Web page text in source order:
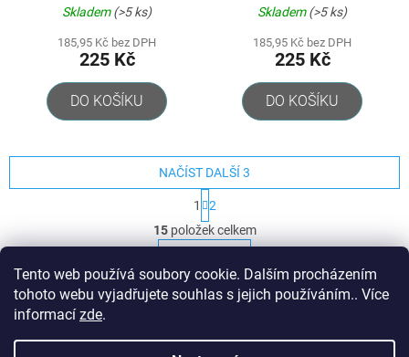
Tento web používá soubory cookie. Dalším procházením
tohoto webu vyjadřujete souhlas s jejich používáním.. Více
informací zde.
E6xxx/VL81/R2-R5 ...
Skladem(>5 ks)
185,95 Kč bez DPH
225 Kč
DO KOŠÍKU
Skladem(>5 ks)
185,95 Kč bez DPH
225 Kč
DO KOŠÍKU
O
v
á
d
í
NAČÍST DALŠÍ 3
t
r
á
k
o
v
n
1
2
15položek celkem
NakódovaloRemedio Digital|